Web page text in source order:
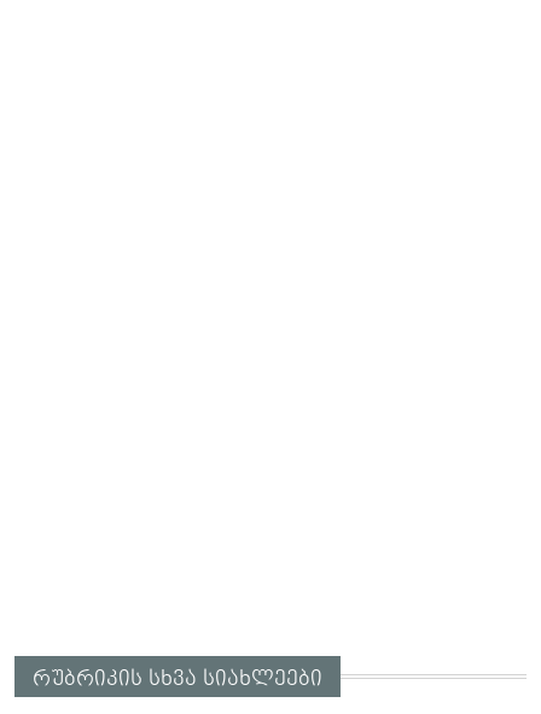
რუბრიკის სხვა სიახლეები